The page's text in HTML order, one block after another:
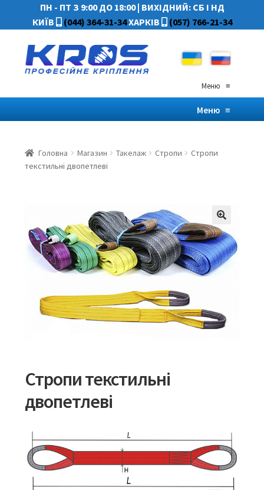
ПН - ПТ З 9:00 ДО 18:00| ВИХІДНИЙ: СБ І НД
КИЇВ
(044) 364-31-34ХАРКІВ (057) 766-21-34
Меню≡
Меню≡
Головна Магазин Такелаж Стропи
Стропи
текстильні двопетлеві
Стропи текстильні
двопетлеві